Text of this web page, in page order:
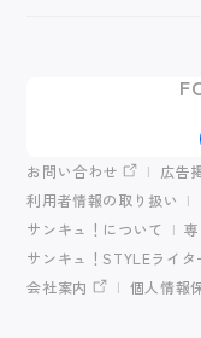
お問い合わせ 広告
利用者情報の取り扱い
サンキュ！について
サンキュ！STYLEライタ
会社案内
個人情報